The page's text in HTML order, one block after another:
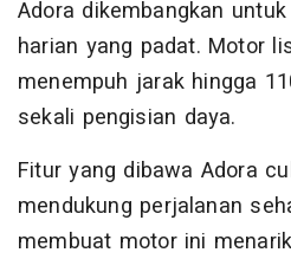
Adora dikembangkan
harian yang padat. Motor
menempuh jarak hingga
sekali pengisian daya.
Fitur yang dibawa Adora
mendukung perjalanan
membuat motor ini